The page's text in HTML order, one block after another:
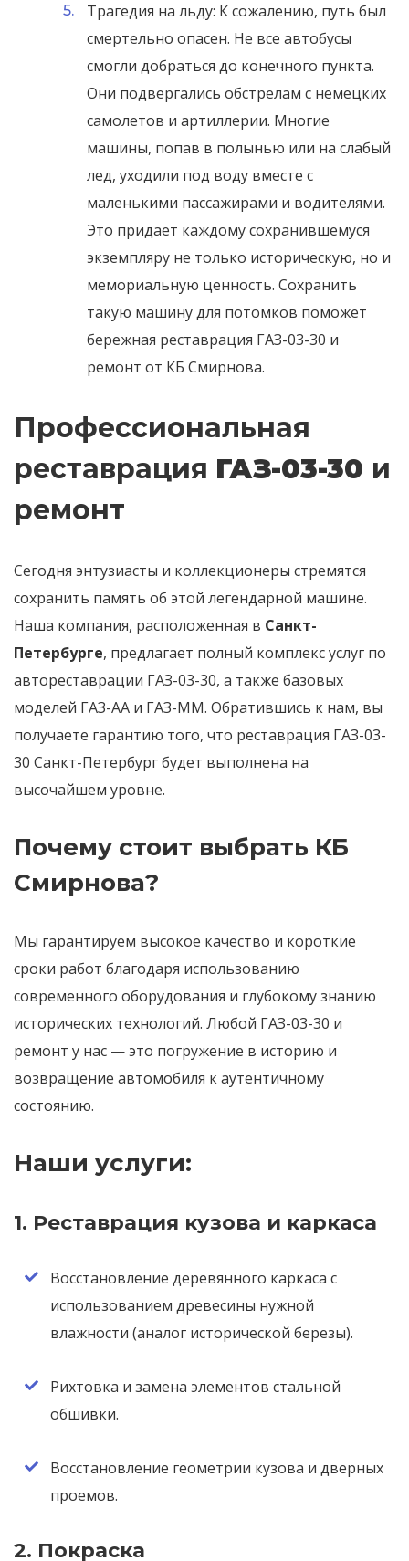
Трагедия на льду: К сожалению, путь был
смертельно опасен. Не все автобусы
смогли добраться до конечного пункта.
Они подвергались обстрелам с немецких
самолетов и артиллерии. Многие
машины, попав в полынью или на слабый
лед, уходили под воду вместе с
маленькими пассажирами и водителями.
Это придает каждому сохранившемуся
экземпляру не только историческую, но и
мемориальную ценность. Сохранить
такую машину для потомков поможет
бережная реставрация ГАЗ-03-30 и
ремонт от КБ Смирнова.
Профессиональная
реставрация ГАЗ-03-30 и
ремонт
Сегодня энтузиасты и коллекционеры стремятся
сохранить память об этой легендарной машине.
Наша компания, расположенная в Санкт-
Петербурге, предлагает полный комплекс услуг по
автореставрации ГАЗ-03-30, а также базовых
моделей ГАЗ-АА и ГАЗ-ММ. Обратившись к нам, вы
получаете гарантию того, что реставрация ГАЗ-03-
30 Санкт-Петербург будет выполнена на
высочайшем уровне.
Почему стоит выбрать КБ
Смирнова?
Мы гарантируем высокое качество и короткие
сроки работ благодаря использованию
современного оборудования и глубокому знанию
исторических технологий. Любой ГАЗ-03-30 и
ремонт у нас — это погружение в историю и
возвращение автомобиля к аутентичному
состоянию.
Наши услуги:
1. Реставрация кузова и каркаса
Восстановление деревянного каркаса с
использованием древесины нужной
влажности (аналог исторической березы).
Рихтовка и замена элементов стальной
обшивки.
Восстановление геометрии кузова и дверных
проемов.
2. Покраска